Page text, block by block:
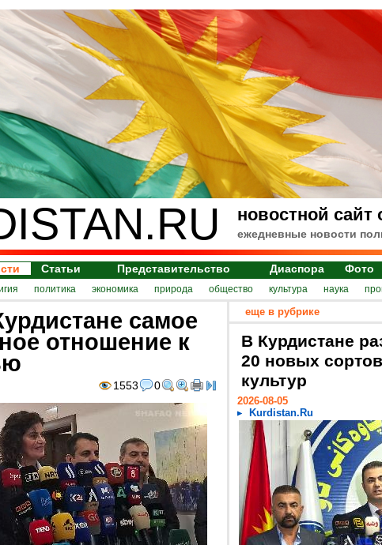
новостной сайт
ежедневные новости
Статьи Представительство Диаспора Фото
политика экономика природа общество культура наука
самое
отношение к
1553 0
еще в рубрике
В Курдистане
20 новых
культур
2026-08-05
Kurdistan.Ru